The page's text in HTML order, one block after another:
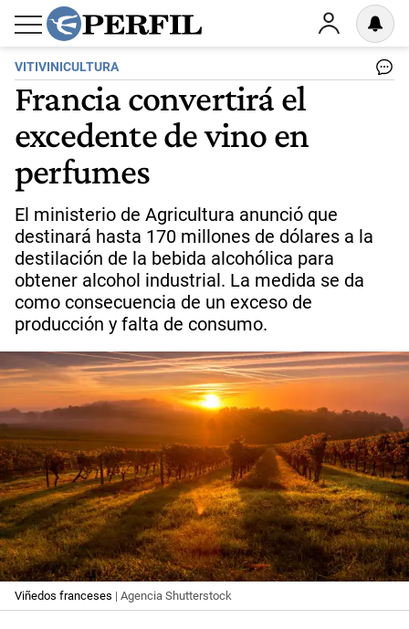
VITIVINICULTURA
Francia convertirá el
excedente de vino en
perfumes
El ministerio de Agricultura anunció que
destinará hasta 170 millones de dólares a la
destilación de la bebida alcohólica para
obtener alcohol industrial. La medida se da
como consecuencia de un exceso de
producción y falta de consumo.
Viñedos franceses | Agencia Shutterstock